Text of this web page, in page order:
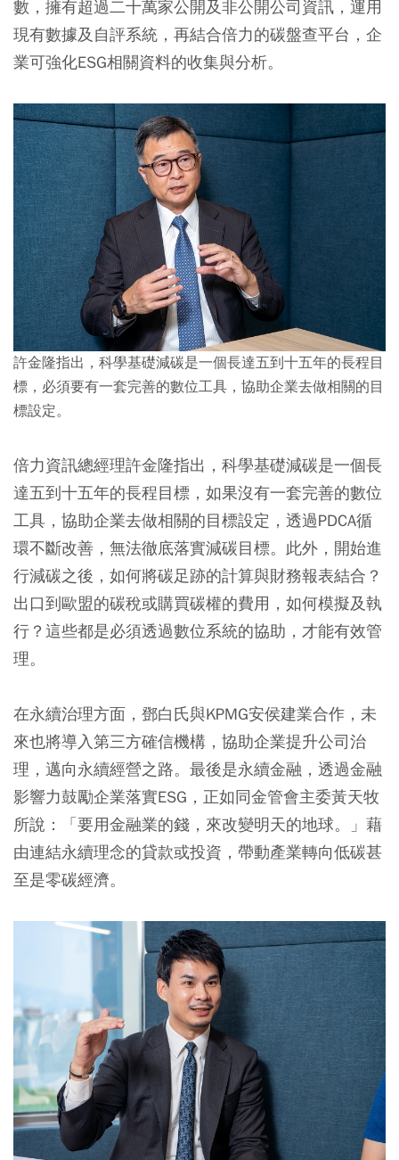
數，擁有超過二十萬家公開及非公開公司資訊，運用
現有數據及自評系統，再結合倍力的碳盤查平台，企
業可強化ESG相關資料的收集與分析。
許金隆指出，科學基礎減碳是一個長達五到十五年的長程目
標，必須要有一套完善的數位工具，協助企業去做相關的目
標設定。
倍力資訊總經理許金隆指出，科學基礎減碳是一個長
達五到十五年的長程目標，如果沒有一套完善的數位
工具，協助企業去做相關的目標設定，透過PDCA循
環不斷改善，無法徹底落實減碳目標。此外，開始進
行減碳之後，如何將碳足跡的計算與財務報表結合？
出口到歐盟的碳稅或購買碳權的費用，如何模擬及執
行？這些都是必須透過數位系統的協助，才能有效管
理。
在永續治理方面，鄧白氏與KPMG安侯建業合作，未
來也將導入第三方確信機構，協助企業提升公司治
理，邁向永續經營之路。最後是永續金融，透過金融
影響力鼓勵企業落實ESG，正如同金管會主委黃天牧
所說：「要用金融業的錢，來改變明天的地球。」藉
由連結永續理念的貸款或投資，帶動產業轉向低碳甚
至是零碳經濟。